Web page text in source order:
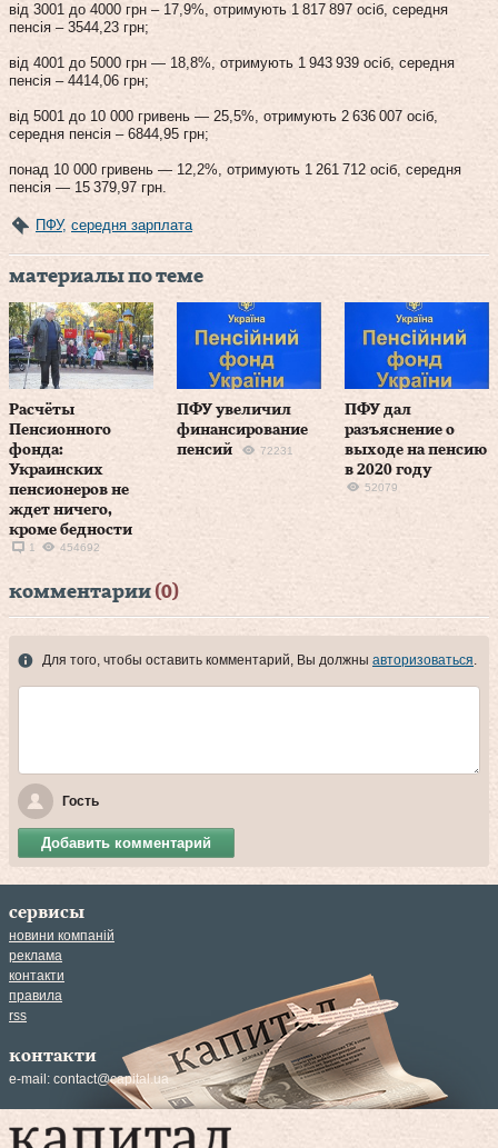
від 3001 до 4000 грн – 17,9%, отримують 1 817 897 осіб, середня
пенсія – 3544,23 грн;
від 4001 до 5000 грн — 18,8%, отримують 1 943 939 осіб, середня
пенсія – 4414,06 грн;
від 5001 до 10 000 гривень — 25,5%, отримують 2 636 007 осіб,
середня пенсія – 6844,95 грн;
понад 10 000 гривень — 12,2%, отримують 1 261 712 осіб, середня
пенсія — 15 379,97 грн.
ПФУ, середня зарплата
материалы по теме
Расчёты
Пенсионного
фонда:
Украинских
пенсионеров не
ждет ничего,
кроме бедности
1 454692
ПФУ увеличил
финансирование
пенсий
72231
ПФУ дал
разъяснение о
выходе на пенсию
в 2020 году
52079
комментарии(0)
Для того, чтобы оставить комментарий, Вы должны авторизоваться.
Гость
Добавить комментарий
сервисы
новини компаній
реклама
контакти
правила
rss
контакти
e-mail: contact@capital.ua